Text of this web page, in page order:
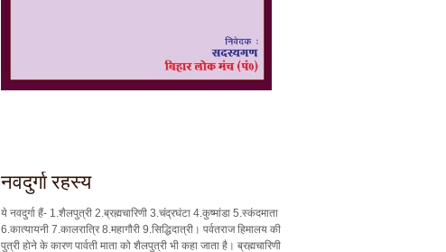
नवदुर्गा रहस्य
ये नवदुर्गा हैं- 1.शैलपुत्री 2.ब्रह्मचारिणी 3.चंद्रघंटा 4.कुष्मांडा 5.स्कंदमाता
6.कात्यायनी 7.कालरात्रि 8.महागौरी 9.सिद्धिदात्री। पर्वतराज हिमालय की
पुत्री होने के कारण पार्वती माता को शैलपुत्री भी कहा जाता है। ब्रह्मचारिणी